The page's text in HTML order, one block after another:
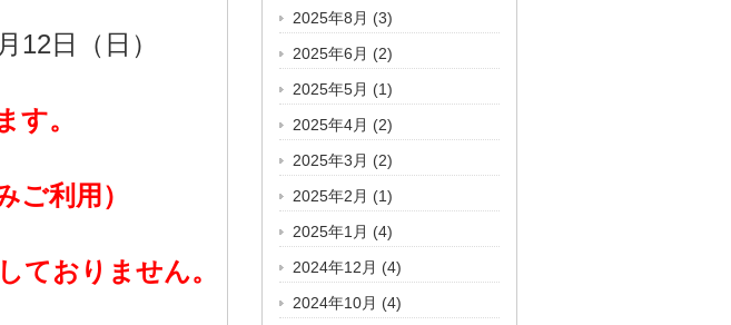
12日（日）
す。
ご利用）
ておりません。
2025年8月 (3)
2025年6月 (2)
2025年5月 (1)
2025年4月 (2)
2025年3月 (2)
2025年2月 (1)
2025年1月 (4)
2024年12月 (4)
2024年10月 (4)